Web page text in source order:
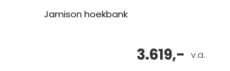
Jamison hoekbank
v.a.
3.619,-